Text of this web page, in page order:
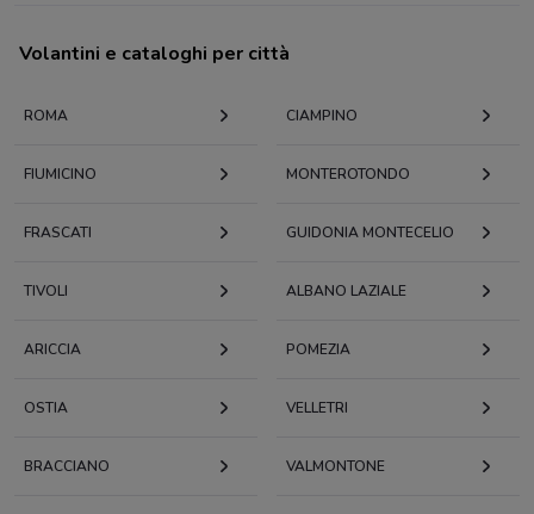
Volantini e cataloghi per città
ROMA CIAMPINO
FIUMICINO MONTEROTONDO
FRASCATI GUIDONIA MONTECELIO
TIVOLI ALBANO LAZIALE
ARICCIA POMEZIA
OSTIA VELLETRI
BRACCIANO VALMONTONE